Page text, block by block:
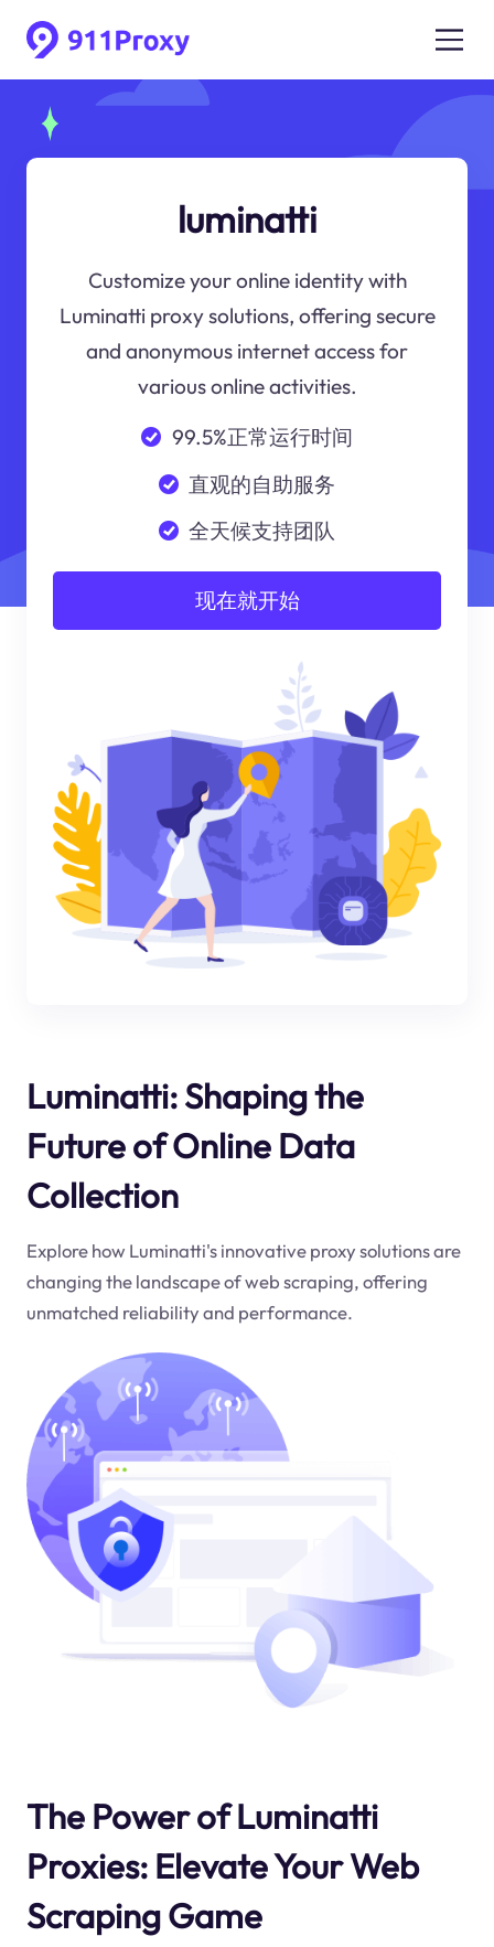
luminatti
Customize your online identity with
Luminatti proxy solutions, offering secure
and anonymous internet access for
various online activities.
99.5%正常运行时间
直观的自助服务
全天候支持团队
现在就开始
Luminatti: Shaping the
Future of Online Data
Collection
Explore how Luminatti's innovative proxy solutions are
changing the landscape of web scraping, offering
unmatched reliability and performance.
The Power of Luminatti
Proxies: Elevate Your Web
Scraping Game